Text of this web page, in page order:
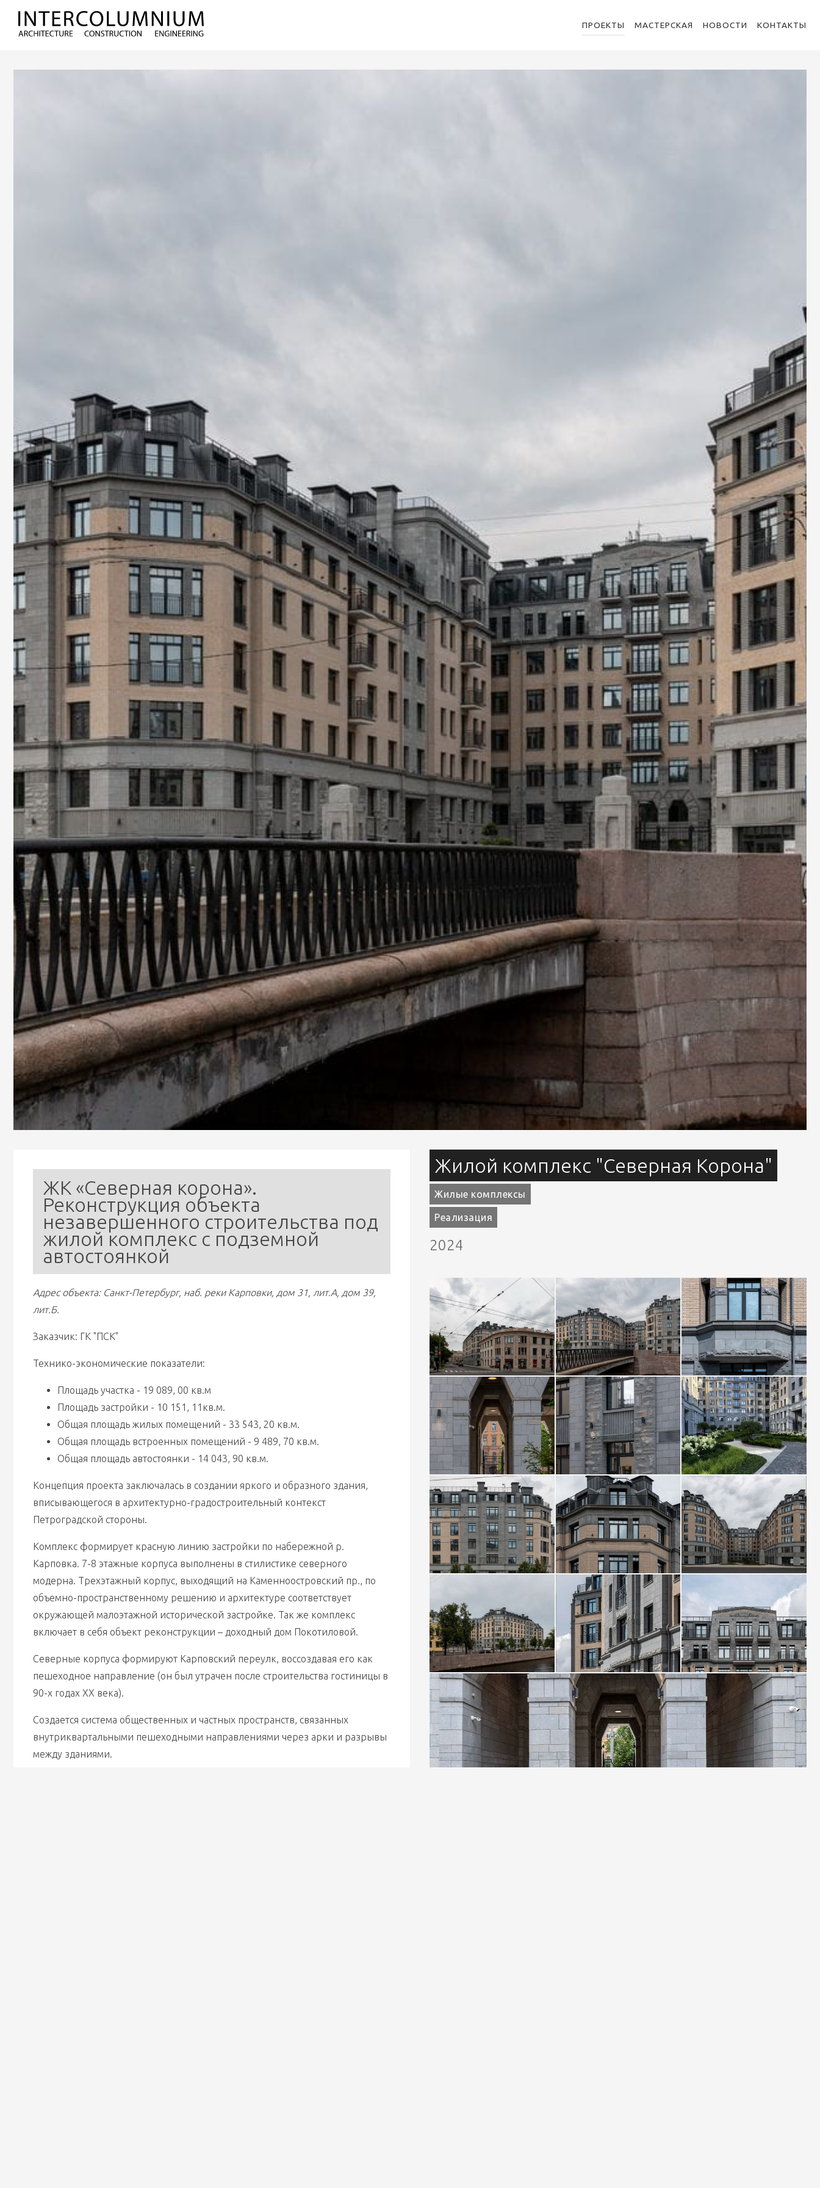
ПРОЕКТЫ МАСТЕРСКАЯ НОВОСТИ КОНТАКТЫ
ЖК «Северная корона».
Реконструкция объекта
незавершенного строительства под
жилой комплекс с подземной
автостоянкой
Адрес объекта: Санкт-Петербург, наб. реки Карповки, дом 31, лит.А, дом 39,
лит.Б.
Заказчик: ГК "ПСК"
Технико-экономические показатели:
Площадь участка - 19 089, 00 кв.м
Площадь застройки - 10 151, 11кв.м.
Общая площадь жилых помещений - 33 543, 20 кв.м.
Общая площадь встроенных помещений - 9 489, 70 кв.м.
Общая площадь автостоянки - 14 043, 90 кв.м.
Концепция проекта заключалась в создании яркого и образного здания,
вписывающегося в архитектурно-градостроительный контекст
Петроградской стороны.
Комплекс формирует красную линию застройки по набережной р.
Карповка. 7-8 этажные корпуса выполнены в стилистике северного
модерна. Трехэтажный корпус, выходящий на Каменноостровский пр., по
объемно-пространственному решению и архитектуре соответствует
окружающей малоэтажной исторической застройке. Так же комплекс
включает в себя объект реконструкции – доходный дом Покотиловой.
Северные корпуса формируют Карповский переулк, воссоздавая его как
пешеходное направление (он был утрачен после строительства гостиницы в
90-х годах ХХ века).
Создается система общественных и частных пространств, связанных
внутриквартальными пешеходными направлениями через арки и разрывы
между зданиями.
Жилой комплекс "Северная Корона"
Жилые комплексы
Реализация
2024